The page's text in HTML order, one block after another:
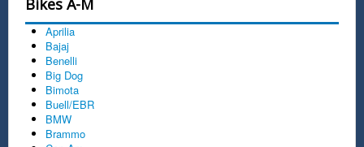
Aprilia
Bajaj
Benelli
Big Dog
Bimota
Buell/EBR
BMW
Brammo